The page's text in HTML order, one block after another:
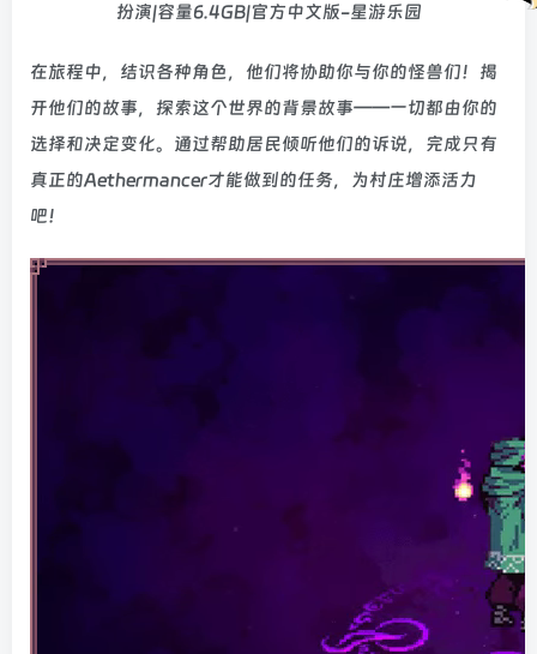
在旅程中，结识各种角色，他们将协助你与你的怪兽们！揭
开他们的故事，探索这个世界的背景故事——一切都由你的
选择和决定变化。通过帮助居民倾听他们的诉说，完成只有
真正的Aethermancer才能做到的任务，为村庄增添活力
吧！